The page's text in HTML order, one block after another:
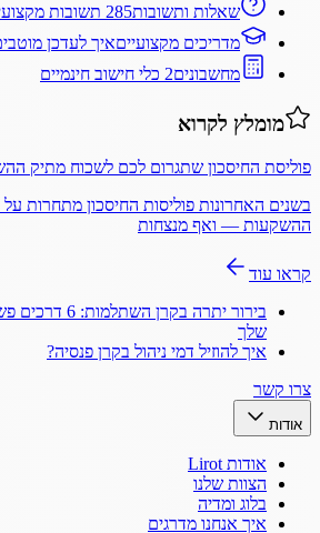
שאלות ותשובות285 תשובות מקצועיות
מדריכים מקצועייםאיך לעדכן
מחשבונים2 כלי חישוב חינמיים
מומלץ לקרוא
פוליסת החיסכון שתגרום לכם לשכוח מתיק
בשנים האחרונות פוליסות החיסכון מתחרות
ההשקעות — ואף מנצחות
קראו עוד
בירור יתרה
שלך
איך להוזיל דמי ניהול בקרן פנסיה?
צרו קשר
אודות
אודות Lirot
הצוות שלנו
בלוג ומדיה
איך אנחנו מדרגים